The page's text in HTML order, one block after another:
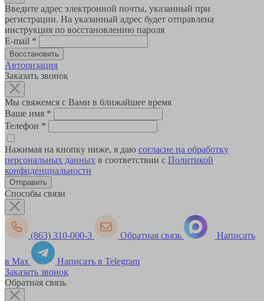
Введите адрес электронной почты, указанный при
регистрации. На указанный адрес будет отправлена
инструкция по восстановлению пароля
E-mail *
Авторизация
Заказать звонок
Мы свяжемся с Вами в ближайшее время
Ваше имя *
Телефон *
Нажимая на кнопку ниже, я даю согласие на обработку
персональных данных в соответствии с Политикой
конфиденциальности
Способы связи
(863) 310-000-3 Обратная связь Написать
в Max
Написать в Telegram
Заказать звонок
Обратная связь